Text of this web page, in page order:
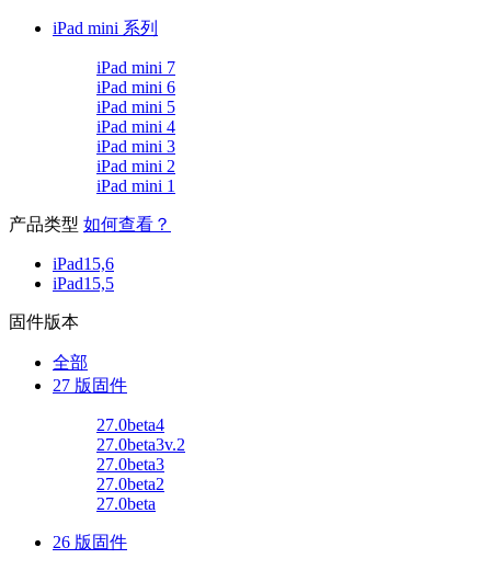
iPad mini 系列
iPad mini 7
iPad mini 6
iPad mini 5
iPad mini 4
iPad mini 3
iPad mini 2
iPad mini 1
产品类型 如何查看？
iPad15,6
iPad15,5
固件版本
全部
27 版固件
27.0beta4
27.0beta3v.2
27.0beta3
27.0beta2
27.0beta
26 版固件